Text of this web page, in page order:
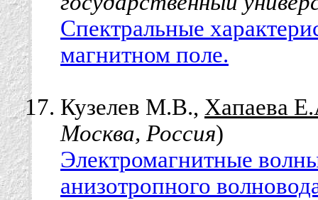
Спектральные
магнитном поле.
Кузелев М.В., Хапаева
Москва, Россия)
Электромагнитные
анизотропного